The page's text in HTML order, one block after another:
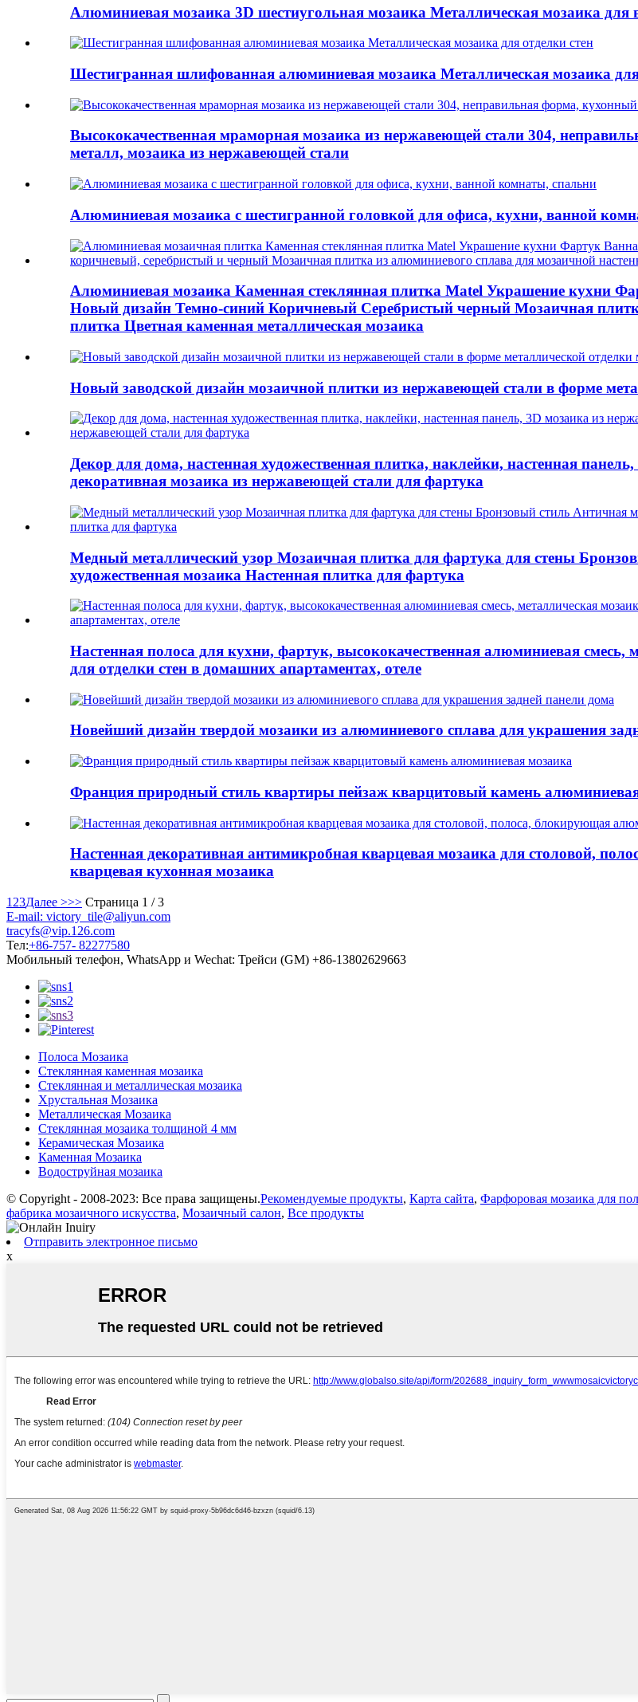
Алюминиевая мозаика 3D шестиугольная мозаика Металлическая мозаика
Шестигранная шлифованная алюминиевая мозаика Металлическая мозаика для
Высококачественная мраморная мозаика из нержавеющей стали 304,
металл, мозаика из нержавеющей стали
Алюминиевая мозаика с шестигранной головкой для офиса, кухни, ванной
Алюминиевая мозаика Каменная стеклянная плитка Matel Украшение кухни
Новый дизайн Темно-синий Коричневый Серебристый черный Мозаичная
плитка Цветная каменная металлическая мозаика
Новый заводской дизайн мозаичной плитки из нержавеющей стали в форме
Декор для дома, настенная художественная плитка, наклейки, настенная
декоративная мозаика из нержавеющей стали для фартука
Медный металлический узор Мозаичная плитка для фартука для стены
художественная мозаика Настенная плитка для фартука
Настенная полоса для кухни, фартук, высококачественная алюминиевая
для отделки стен в домашних апартаментах, отеле
Новейший дизайн твердой мозаики из алюминиевого сплава для украшения
Франция природный стиль квартиры пейзаж кварцитовый камень
Настенная декоративная антимикробная кварцевая мозаика для столовой,
кварцевая кухонная мозаика
1 23Далее >>> Страница 1 / 3
E-mail: victory_tile@aliyun.com
tracyfs@vip.126.com
Тел:+86-757- 82277580
Мобильный телефон, WhatsApp и Wechat: Трейси (GM) +86-13802629663
Полоса Мозаика
Стеклянная каменная мозаика
Стеклянная и металлическая мозаика
Хрустальная Мозаика
Металлическая Мозаика
Стеклянная мозаика толщиной 4 мм
Керамическая Мозаика
Каменная Мозаика
Водоструйная мозаика
© Copyright - 2008-2023: Все права защищены.Рекомендуемые продукты, Карта сайта, Фарфоровая мозаика для
фабрика мозаичного искусства, Мозаичный салон, Все продукты
Отправить электронное письмо
x